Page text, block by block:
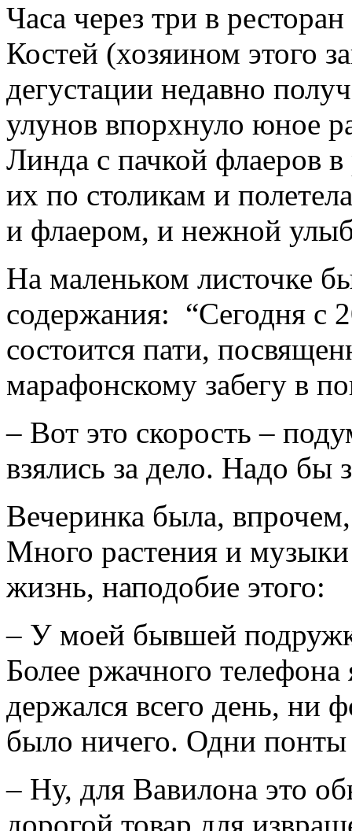
Часа через три в
Костей (хозяином этого
дегустации недавно
улунов впорхнуло юное
Линда с пачкой флаеров
их по столикам и
и флаером, и нежной
На маленьком листочке
содержания: “Сегодня с
состоится пати,
марафонскому забегу в
– Вот это скорость –
взялись за дело. Надо бы
Вечеринка была,
Много растения и
жизнь, наподобие этого:
– У моей бывшей
Более ржачного телефона
держался всего день, ни
было ничего. Одни понты
– Ну, для Вавилона это